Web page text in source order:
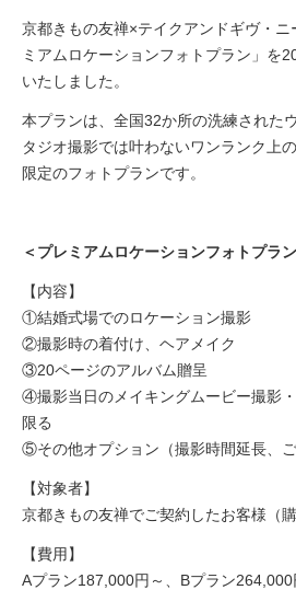
京都きもの友禅×テイクアンドギヴ・ニ
ミアムロケーションフォトプラン」を
いたしました。
本プランは、全国32か所の洗練された
タジオ撮影では叶わないワンランク上
限定のフォトプランです。
＜プレミアムロケーションフォトプラ
【内容】
①結婚式場でのロケーション撮影
②撮影時の着付け、ヘアメイク
③20ページのアルバム贈呈
④撮影当日のメイキングムービー撮影
限る
⑤その他オプション（撮影時間延長、ご
【対象者】
京都きもの友禅でご契約したお客様（
【費用】
Aプラン187,000円～、Bプラン264,000